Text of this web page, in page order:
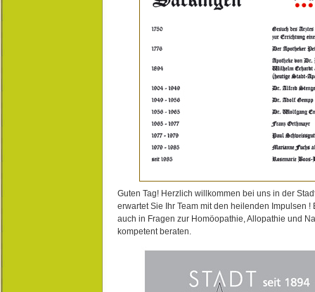
Guten Tag! Herzlich willkommen bei uns in der
erwartet Sie Ihr Team mit den heilenden Impulsen !
auch in Fragen zur Homöopathie, Allopathie und
kompetent beraten.